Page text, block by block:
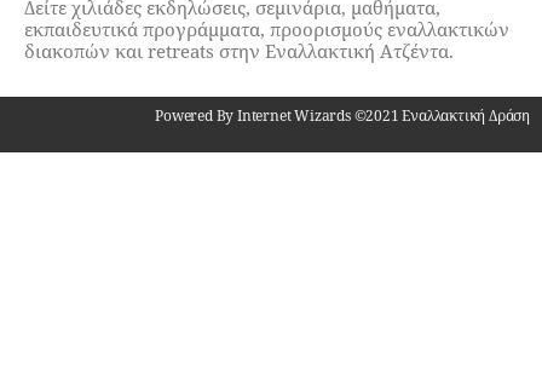
Δείτε χιλιάδες εκδηλώσεις, σεμινάρια, μαθήματα,
εκπαιδευτικά προγράμματα, προορισμούς εναλλακτικών
διακοπών και retreats στην Εναλλακτική Ατζέντα.
Powered By Internet Wizards ©2021 Εναλλακτική Δράση